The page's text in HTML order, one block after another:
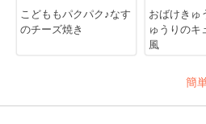
こどももパクパク♪なす
のチーズ焼き
おばけき
ゅうりのキ
風
簡